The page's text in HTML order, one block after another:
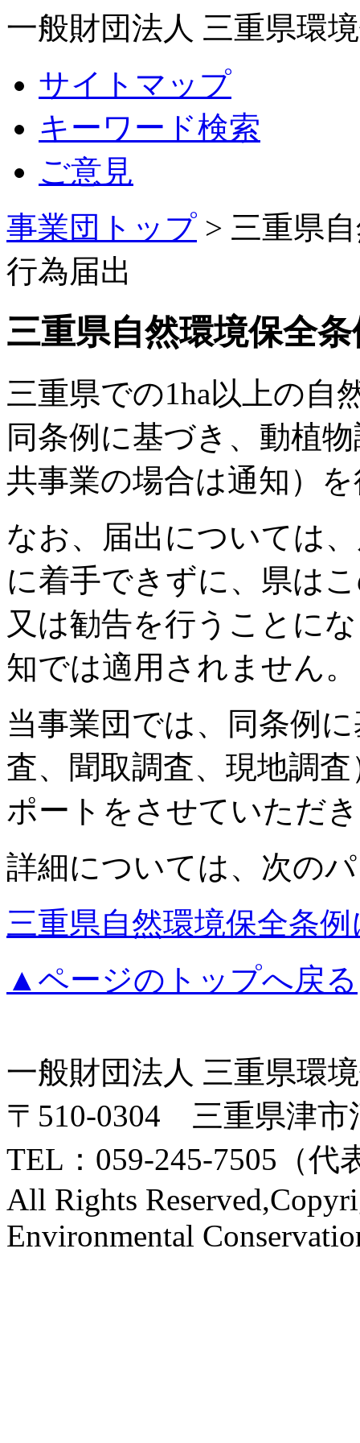
一般財団法人 三重県環
サイトマップ
キーワード検索
ご意見
事業団トップ > 三重県
行為届出
三重県自然環境保全
三重県での1ha以上の自
同条例に基づき、動植
共事業の場合は通知）
なお、届出については
に着手できずに、県は
又は勧告を行うことに
知では適用されません
当事業団では、同条例
査、聞取調査、現地調
ポートをさせていただ
詳細については、次の
三重県自然環境保全条
▲ページのトップへ戻る
一般財団法人 三重県環
〒510-0304 三重県津
TEL：059-245-7505（代
All Rights
Environmental